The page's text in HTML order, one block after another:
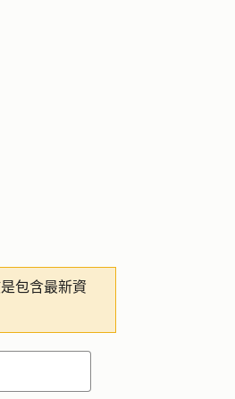
包含最新資